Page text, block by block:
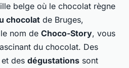
belge où le chocolat règne
chocolat de Bruges,
nom de Choco-Story, vous
du chocolat. Des
et des dégustations sont